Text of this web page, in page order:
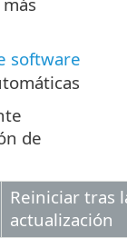
software
de
Reiniciar tras
actualización